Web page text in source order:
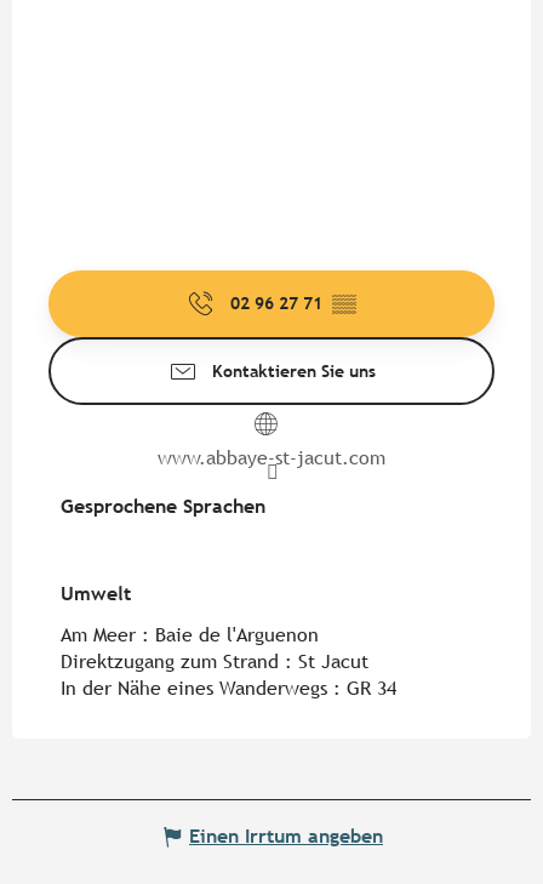
02 96 27 71 ▒▒
Kontaktieren Sie uns
www.abbaye-st-jacut.com
Gesprochene Sprachen
Gesprochene Sprachen
Umwelt
Umwelt
Am Meer : Baie de l'Arguenon
Direktzugang zum Strand : St Jacut
In der Nähe eines Wanderwegs : GR 34
Einen Irrtum angeben